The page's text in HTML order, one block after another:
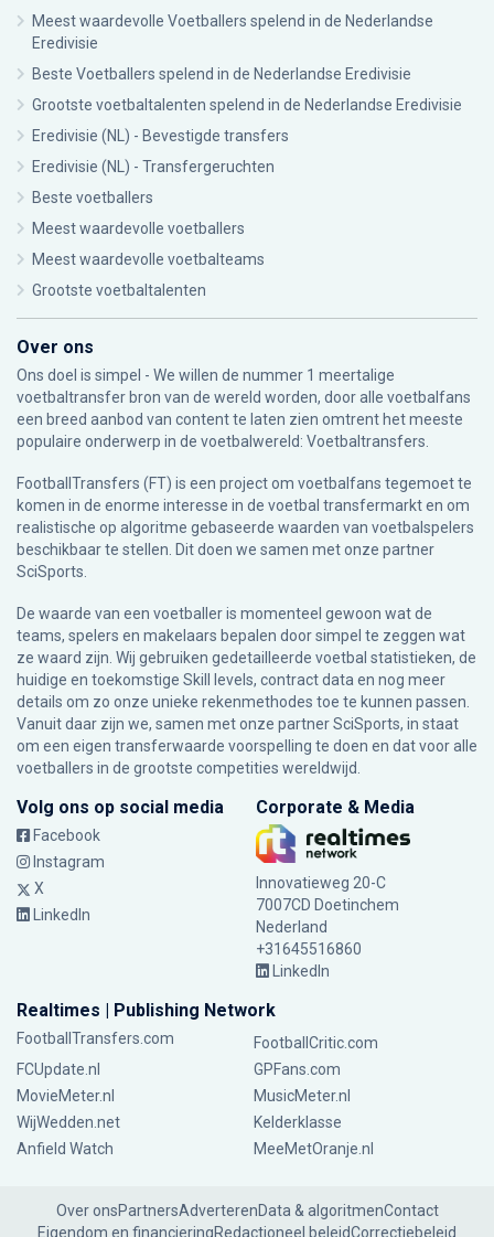
Meest waardevolle Voetballers spelend in de Nederlandse
Eredivisie
Beste Voetballers spelend in de Nederlandse Eredivisie
Grootste voetbaltalenten spelend in de Nederlandse Eredivisie
Eredivisie (NL) - Bevestigde transfers
Eredivisie (NL) - Transfergeruchten
Beste voetballers
Meest waardevolle voetballers
Meest waardevolle voetbalteams
Grootste voetbaltalenten
Over ons
Ons doel is simpel - We willen de nummer 1 meertalige
voetbaltransfer bron van de wereld worden, door alle voetbalfans
een breed aanbod van content te laten zien omtrent het meeste
populaire onderwerp in de voetbalwereld: Voetbaltransfers.
FootballTransfers (FT) is een project om voetbalfans tegemoet te
komen in de enorme interesse in de voetbal transfermarkt en om
realistische op algoritme gebaseerde waarden van voetbalspelers
beschikbaar te stellen. Dit doen we samen met onze partner
SciSports
De waarde van een voetballer is momenteel gewoon wat de
teams, spelers en makelaars bepalen door simpel te zeggen wat
ze waard zijn. Wij gebruiken gedetailleerde voetbal statistieken, de
huidige en toekomstige Skill levels, contract data en nog meer
details om zo onze unieke rekenmethodes toe te kunnen passen.
Vanuit daar zijn we, samen met onze partner SciSports, in staat
om een eigen transferwaarde voorspelling te doen en dat voor alle
voetballers in de grootste competities wereldwijd.
Volg ons op social media
Facebook
Instagram
X
LinkedIn
Corporate & Media
Innovatieweg 20-C
7007CD Doetinchem
Nederland
+31645516860
LinkedIn
Realtimes | Publishing Network
FootballTransfers.com
FootballCritic.com
FCUpdate.nl
GPFans.com
MovieMeter.nl
MusicMeter.nl
WijWedden.net
Kelderklasse
Anfield Watch
MeeMetOranje.nl
Over onsPartnersAdverterenData & algoritmenContact
Eigendom en financieringRedactioneel beleidCorrectiebeleid